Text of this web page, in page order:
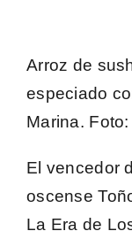
Arroz de
especiado
Marina. Foto
El vencedor
oscense
La Era de